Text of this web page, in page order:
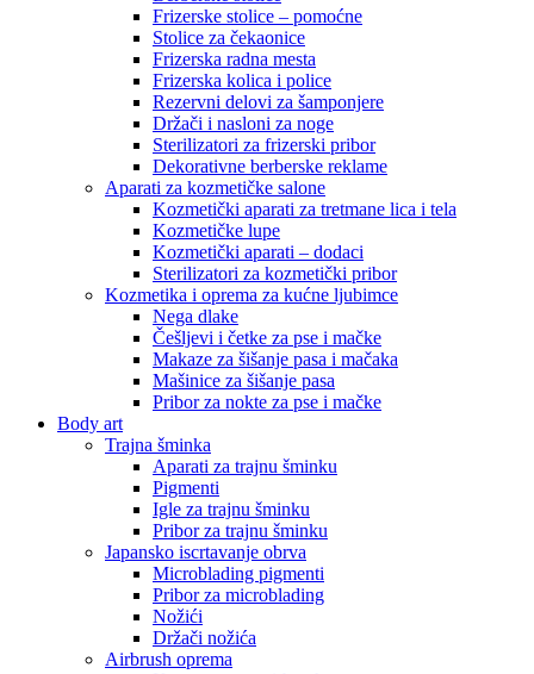
Frizerske stolice – pomoćne
Stolice za čekaonice
Frizerska radna mesta
Frizerska kolica i police
Rezervni delovi za šamponjere
Držači i nasloni za noge
Sterilizatori za frizerski pribor
Dekorativne berberske reklame
Aparati za kozmetičke salone
Kozmetički aparati za tretmane lica i tela
Kozmetičke lupe
Kozmetički aparati – dodaci
Sterilizatori za kozmetički pribor
Kozmetika i oprema za kućne ljubimce
Nega dlake
Češljevi i četke za pse i mačke
Makaze za šišanje pasa i mačaka
Mašinice za šišanje pasa
Pribor za nokte za pse i mačke
Body art
Trajna šminka
Aparati za trajnu šminku
Pigmenti
Igle za trajnu šminku
Pribor za trajnu šminku
Japansko iscrtavanje obrva
Microblading pigmenti
Pribor za microblading
Nožići
Držači nožića
Airbrush oprema